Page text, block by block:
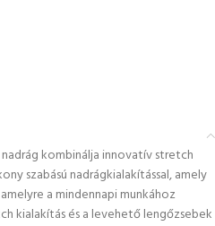
kombinálja innovatív stretch
szabású nadrágkialakítással, amely
a mindennapi munkához
kialakítás és a levehető lengőzsebek